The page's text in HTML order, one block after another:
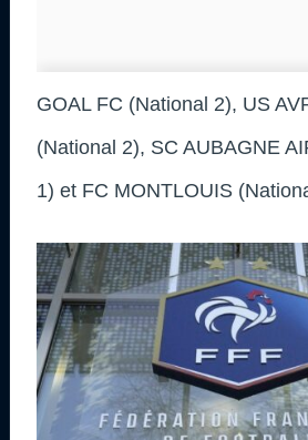
GOAL FC (National 2), US
(National 2), SC AUBAGNE
1) et FC MONTLOUIS